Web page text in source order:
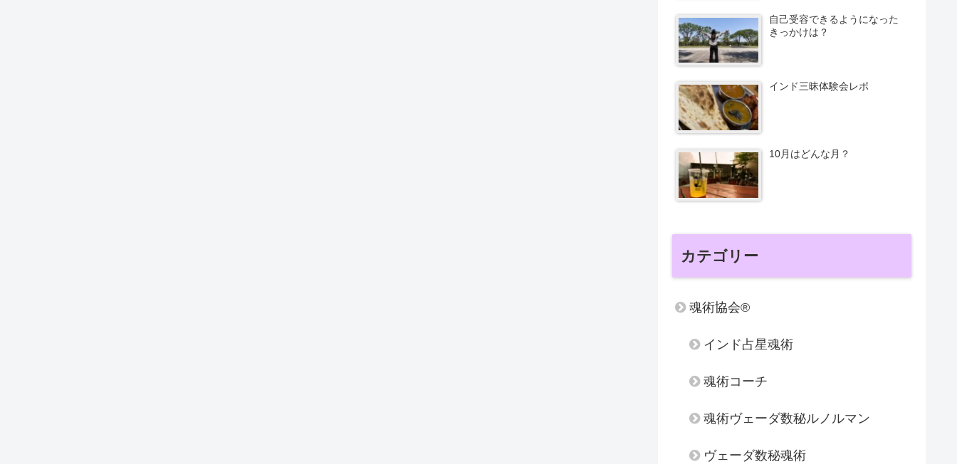
自己受容できるようになった
きっかけは？
インド三昧体験会レポ
10月はどんな月？
カテゴリー
魂術協会®
インド占星魂術
魂術コーチ
魂術ヴェーダ数秘ルノルマン
ヴェーダ数秘魂術